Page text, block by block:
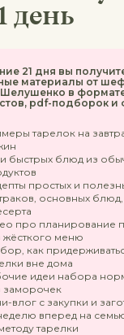
день
21 дня вы
материалы от
в
pdf-подборок и
тарелок на
быстрых блюд из
простых и
основных
про планирование
жёсткого меню
как
вне дома
идеи набора
заморочек
влог с закупки и
вперед на
тарелки